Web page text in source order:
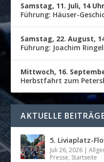
Samstag, 11. Juli, 14 Uhr
Führung: Häuser-
Samstag, 22. August,
Führung: Joachim
Mittwoch, 16.
Herbstfahrt zum
AKTUELLE
5. Liviaplatz-
Juli 26, 2026 |
Presse, Startseite